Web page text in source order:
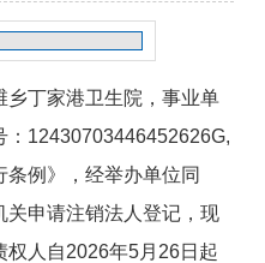
乡丁家港卫生院，事业单
12430703446452626G,
例》，经举办单位同
关申请注销法人登记，现
权人自2026年5月26日起